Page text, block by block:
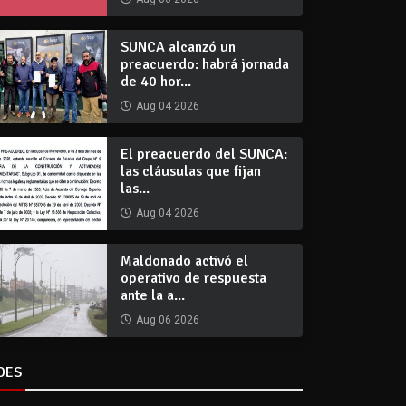
SUNCA alcanzó un
preacuerdo: habrá jornada
de 40 hor...
Aug 04 2026
El preacuerdo del SUNCA:
las cláusulas que fijan
las...
Aug 04 2026
Maldonado activó el
operativo de respuesta
ante la a...
Aug 06 2026